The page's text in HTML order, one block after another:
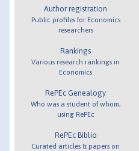
Author registration
Public profiles for Economics
researchers
Rankings
Various research rankings in
Economics
RePEc Genealogy
Who was a student of whom,
using RePEc
RePEc Biblio
Curated articles & papers on